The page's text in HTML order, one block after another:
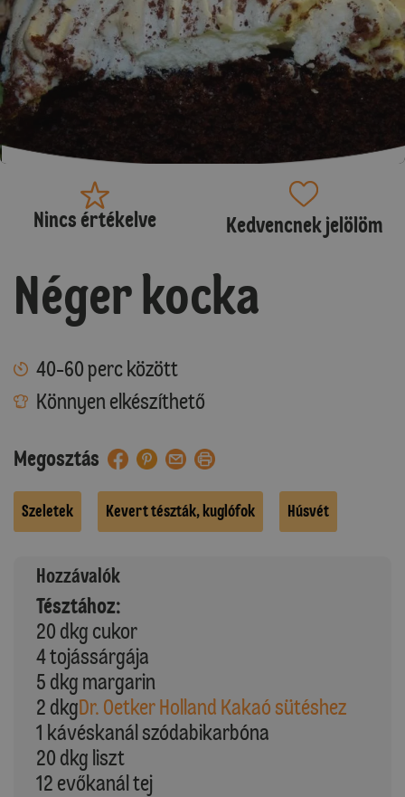
Nincs értékelve Kedvencnek jelölöm
Néger kocka
40-60 perc között
Könnyen elkészíthető
Megosztás
Szeletek Kevert tészták, kuglófok Húsvét
Hozzávalók
Tésztához:
20 dkg cukor
4 tojássárgája
5 dkg margarin
2 dkgDr. Oetker Holland Kakaó sütéshez
1 kávéskanál szódabikarbóna
20 dkg liszt
12 evőkanál tej